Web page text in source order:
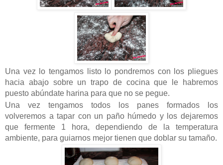
Una vez lo tengamos listo lo pondremos con los pliegues
hacia abajo sobre un trapo de cocina que le habremos
puesto abúndate harina para que no se pegue.
Una vez tengamos todos los panes formados los
volveremos a tapar con un paño húmedo y los dejaremos
que fermente 1 hora, dependiendo de la temperatura
ambiente, para guiarnos mejor tienen que doblar su tamaño.